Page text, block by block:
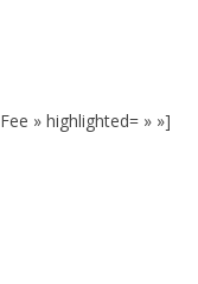
» highlighted= » »]